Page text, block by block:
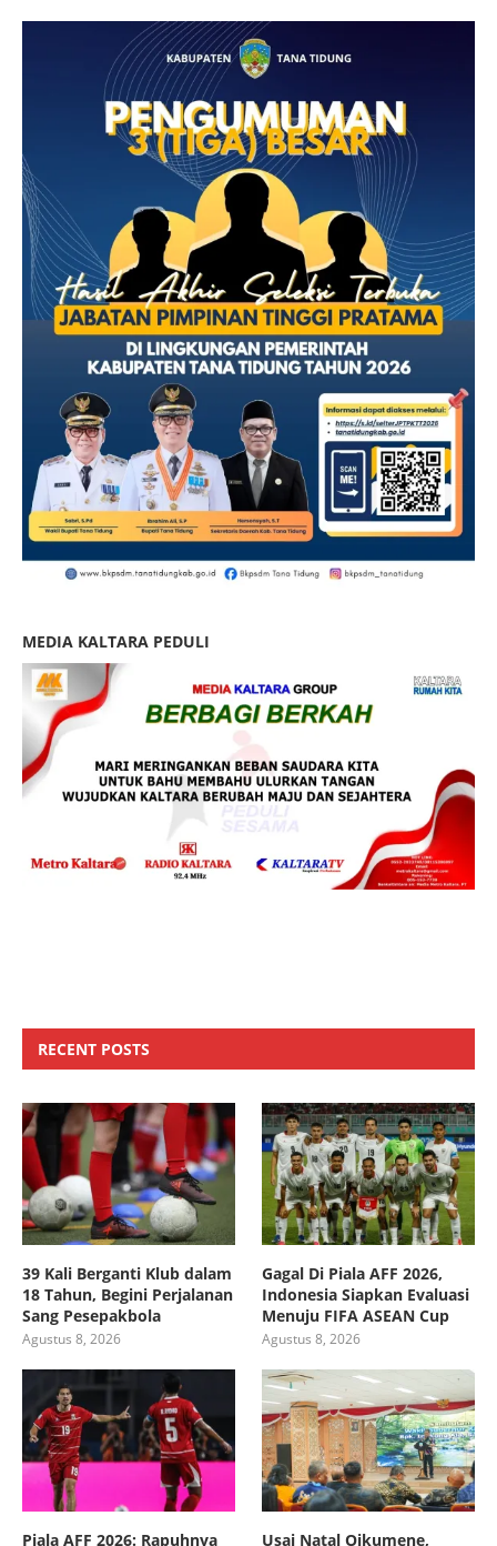
MEDIA KALTARA PEDULI
RECENT POSTS
39 Kali Berganti Klub dalam
18 Tahun, Begini Perjalanan
Sang Pesepakbola
Agustus 8, 2026
Gagal Di Piala AFF 2026,
Indonesia Siapkan Evaluasi
Menuju FIFA ASEAN Cup
Agustus 8, 2026
Piala AFF 2026: Rapuhnya Usai Natal Oikumene,